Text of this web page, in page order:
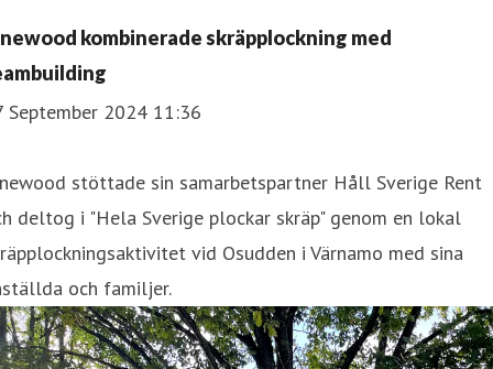
kombinerade skräpplockning med
September 2024 11:36
stöttade sin samarbetspartner Håll Sverige Rent
deltog i "Hela Sverige plockar skräp" genom en lokal
vid Osudden i Värnamo med sina
och familjer.